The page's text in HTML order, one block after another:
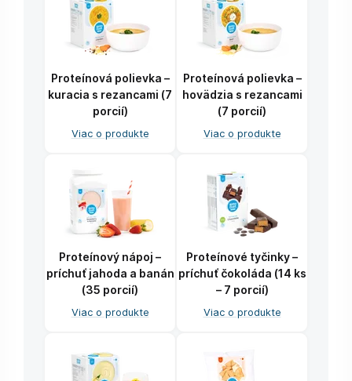
Proteínová polievka –
kuracia s rezancami (7
porcií)
Viac o produkte
Proteínová polievka –
hovädzia s rezancami
(7 porcií)
Viac o produkte
Proteínový nápoj –
príchuť jahoda a banán
(35 porcií)
Viac o produkte
Proteínové tyčinky –
príchuť čokoláda (14 ks
– 7 porcií)
Viac o produkte